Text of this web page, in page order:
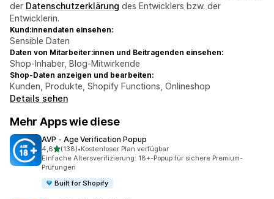
der Datenschutzerklärung des Entwicklers bzw. der
Entwicklerin.
Kund:innendaten einsehen:
Sensible Daten
Daten von Mitarbeiter:innen und Beitragenden einsehen:
Shop-Inhaber, Blog-Mitwirkende
Shop-Daten anzeigen und bearbeiten:
Kunden, Produkte, Shopify Functions, Onlineshop
Details sehen
Mehr Apps wie diese
AVP ‑ Age Verification Popup
4,6von 5 Sternen
(138)
138 Rezensionen insgesamt
•Kostenloser Plan verfügbar
Einfache Altersverifizierung: 18+-Popup für sichere Premium-
Prüfungen
Built for Shopify